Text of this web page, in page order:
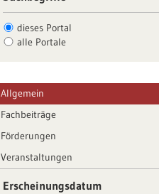
dieses Portal
alle Portale
Allgemein
Fachbeiträge
Förderungen
Veranstaltungen
Erscheinungsdatum